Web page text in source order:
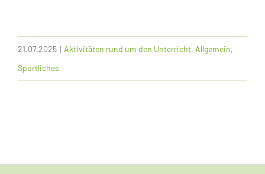
21.07.2025 | Aktivitäten rund um den Unterricht, Allgemein,
Sportliches